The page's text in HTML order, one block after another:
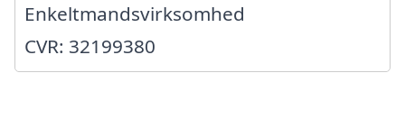
Enkeltmandsvirksomhed
CVR: 32199380